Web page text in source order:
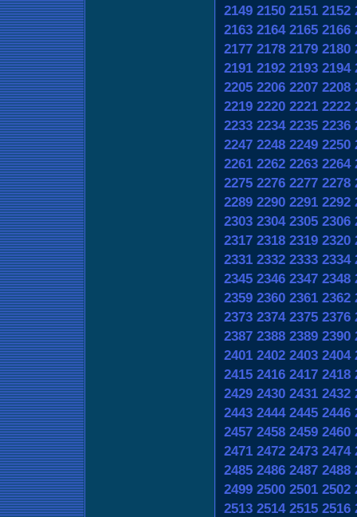
2149 2150 2151 2152
2163 2164 2165 2166
2177 2178 2179 2180
2191 2192 2193 2194
2205 2206 2207 2208
2219 2220 2221 2222
2233 2234 2235 2236
2247 2248 2249 2250
2261 2262 2263 2264
2275 2276 2277 2278
2289 2290 2291 2292
2303 2304 2305 2306
2317 2318 2319 2320
2331 2332 2333 2334
2345 2346 2347 2348
2359 2360 2361 2362
2373 2374 2375 2376
2387 2388 2389 2390
2401 2402 2403 2404
2415 2416 2417 2418
2429 2430 2431 2432
2443 2444 2445 2446
2457 2458 2459 2460
2471 2472 2473 2474
2485 2486 2487 2488
2499 2500 2501 2502
2513 2514 2515 2516